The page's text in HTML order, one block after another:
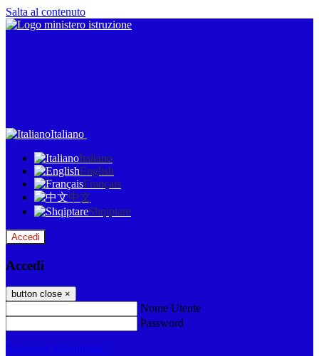
Salta al contenuto
Italiano
Italiano
English
Français
中文
Shqiptare
Accedi
Accedi
button close ×
Nome Utente
Password
Password dimenticata?